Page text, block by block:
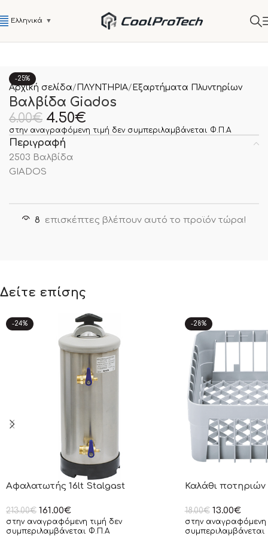
Ελληνικά ▼
-25%
Αρχική σελίδα ΠΛΥΝΤΗΡΙΑ Εξαρτήματα Πλυντηρίων
Βαλβίδα Giados
6.00€ 4.50€
στην αναγραφόμενη τιμή δεν συμπεριλαμβάνεται Φ.Π.Α
Περιγραφή
2503 Βαλβίδα
GIADOS
8 επισκέπτες βλέπουν αυτό το προϊόν τώρα!
Δείτε επίσης
-24%
Αφαλατωτής 16lt Stalgast
213.00€ 161.00€
στην αναγραφόμενη τιμή δεν
συμπεριλαμβάνεται Φ.Π.Α
-28%
Καλάθι ποτηριών
18.00€ 13.00€
στην αναγραφόμενη